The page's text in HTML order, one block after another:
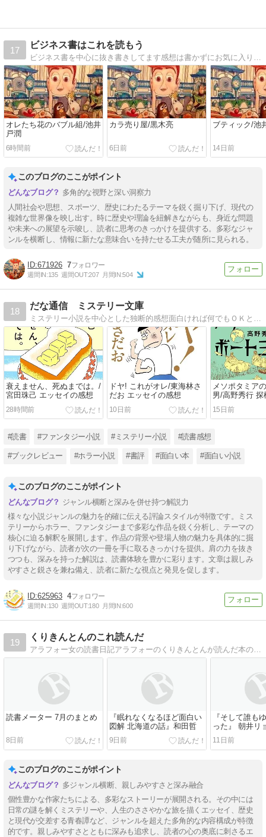
17
ビジネス書はこれを読もう
オレたち花のバブル組/池井
戸潤
6時間前
カラ売り屋/黒木亮
6日前
ブティック/池
14日前
このブログのここがポイント
多角的な視野と深い洞察力
人間社会や思想、スポーツ、歴史にわたるテーマを鋭く掘り下げ、現代の
複雑な世界像を映し出す。時に歴史や理論を紐解きながらも、身近な問題
や未来への展望を示唆し、読者に思考のきっかけを提供する。多彩なジャ
ンルを横断し、情報に新たな意味合いを持たせる工夫が随所に見られる。
671926 7
週間IN:135 週間OUT:207 月間IN:504
18
だな通信 ミステリー文庫
ミステリー小説を中心とした独断的感想面白ければ何でもＯＫというのが信条。
衰えません、死ぬまでは。/
宮田珠己 エッセイの感想
28時間前
ドヤ! これがオレ/東海林さ
だお エッセイの感想
10日前
メソポタミア
男/高野秀行 探
15日前
#読書 #ファンタジー小説 #ミステリー小説 #読書感想
#ブックレビュー #ホラー小説 #書評 #面白い本 #面白い小説
このブログのここがポイント
ジャンル横断と深みを併せ持つ解説力
様々な小説ジャンルの魅力を的確に伝える評論スタイルが特徴です。ミス
テリーからホラー、ファンタジーまで多彩な作品を鋭く分析し、テーマの
核心に迫る解釈を展開します。作品の背景や登場人物の魅力を具体的に掘
り下げながら、読者が次の一冊を手に取るきっかけを提供。肩の力を抜き
つつも、深みを持った解説は、読書体験を豊かに彩ります。文章は親しみ
やすさと鋭さを兼ね備え、読者に新たな視点と発見を促します。
625963 4
週間IN:130 週間OUT:180 月間IN:600
19
くりきんとんのこれ読んだ
アラフォー女の読書日記アラフォーのくりきんとんが読んだ本の感想。
読書メーター 7月のまとめ
8日前
『眠れなくなるほど面白い
図解 北海道の話』和田哲
9日前
『そして誰も
った』 朝井リ
11日前
このブログのここがポイント
多ジャンル横断、親しみやすさと深み融合
個性豊かな作家たちによる、多彩なストーリーが展開される。その中には
日常の謎を解くミステリーや、人生のささやかな旅を描くエッセイ、歴史
と現代が交差する青春譚など、ジャンルを超えた多角的な内容構成が特徴
的です。親しみやすさとともに深みも追求し、読者の心の奥底に刺さるエ